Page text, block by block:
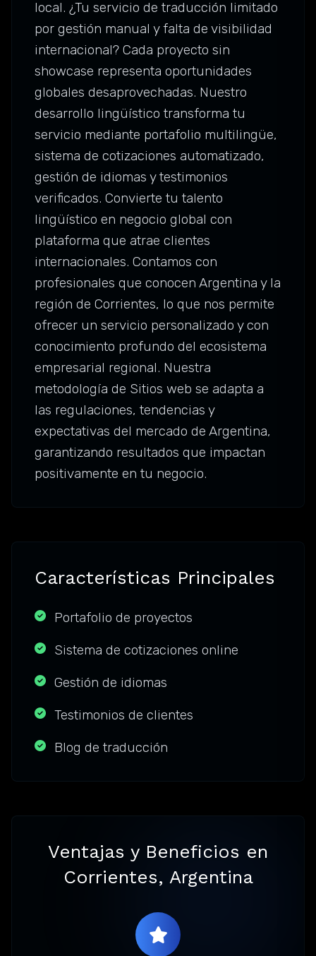
local. ¿Tu servicio de traducción limitado
por gestión manual y falta de visibilidad
internacional? Cada proyecto sin
showcase representa oportunidades
globales desaprovechadas. Nuestro
desarrollo lingüístico transforma tu
servicio mediante portafolio multilingüe,
sistema de cotizaciones automatizado,
gestión de idiomas y testimonios
verificados. Convierte tu talento
lingüístico en negocio global con
plataforma que atrae clientes
internacionales. Contamos con
profesionales que conocen Argentina y la
región de Corrientes, lo que nos permite
ofrecer un servicio personalizado y con
conocimiento profundo del ecosistema
empresarial regional. Nuestra
metodología de Sitios web se adapta a
las regulaciones, tendencias y
expectativas del mercado de Argentina,
garantizando resultados que impactan
positivamente en tu negocio.
Características Principales
Portafolio de proyectos
Sistema de cotizaciones online
Gestión de idiomas
Testimonios de clientes
Blog de traducción
Ventajas y Beneficios en
Corrientes, Argentina